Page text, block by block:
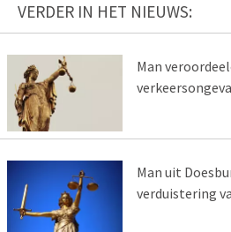
VERDER IN HET NIEUWS:
Man
Man uit
verduistering